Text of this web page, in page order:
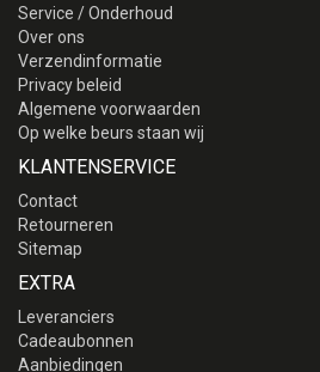
Service / Onderhoud
Over ons
Verzendinformatie
Privacy beleid
Algemene voorwaarden
Op welke beurs staan wij
KLANTENSERVICE
Contact
Retourneren
Sitemap
EXTRA
Leveranciers
Cadeaubonnen
Aanbiedingen